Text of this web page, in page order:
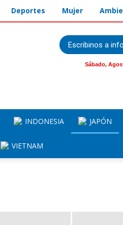
Deportes Mujer
Escribinos a
Sábado,
INDONESIA JAPÓN
VIETNAM